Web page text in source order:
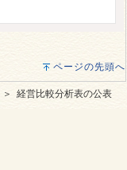
ページの先頭へ
＞ 経営比較分析表の公表